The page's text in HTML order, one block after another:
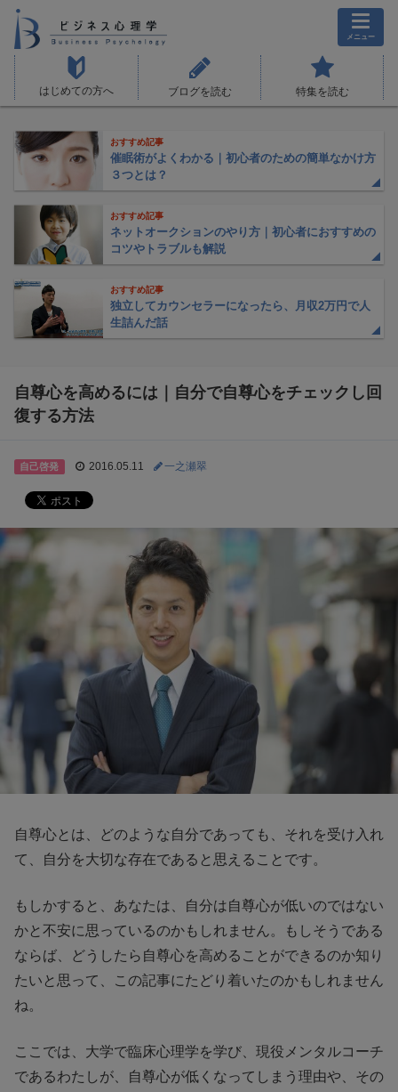
メニュー
はじめての方へ ブログを読む 特集を読む
おすすめ記事
催眠術がよくわかる｜初心者のための簡単なかけ方
３つとは？
おすすめ記事
ネットオークションのやり方｜初心者におすすめの
コツやトラブルも解説
おすすめ記事
独立してカウンセラーになったら、月収2万円で人
生詰んだ話
自尊心を高めるには｜自分で自尊心をチェックし回
復する方法
自己啓発 2016.05.11 一之瀬翠
自尊心とは、どのような自分であっても、それを受け入れ
て、自分を大切な存在であると思えることです。
もしかすると、あなたは、自分は自尊心が低いのではない
かと不安に思っているのかもしれません。もしそうである
ならば、どうしたら自尊心を高めることができるのか知り
たいと思って、この記事にたどり着いたのかもしれません
ね。
ここでは、大学で臨床心理学を学び、現役メンタルコーチ
であるわたしが、自尊心が低くなってしまう理由や、その